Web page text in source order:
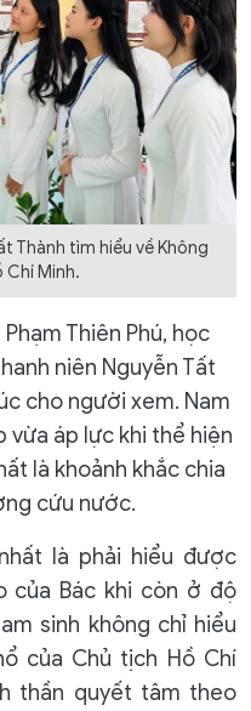
Thành tìm hiểu về Không
Chí Minh.
Thiên Phú, học
niên Nguyễn Tất
cho người xem. Nam
vừa áp lực khi thể hiện
là khoảnh khắc chia
cứu nước.
là phải hiểu được
của Bác khi còn ở độ
sinh không chỉ hiểu
của Chủ tịch Hồ Chí
thần quyết tâm theo